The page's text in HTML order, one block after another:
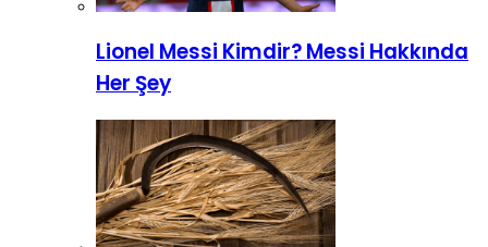
Lionel Messi Kimdir? Messi Hakkında
Her Şey